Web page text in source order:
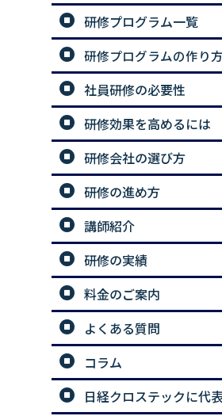
研修プログラム一覧
研修プログラムの作り方
社員研修の必要性
研修効果を高めるには
研修会社の選び方
研修の進め方
講師紹介
研修の実績
料金のご案内
よくある質問
コラム
日経クロステックに代